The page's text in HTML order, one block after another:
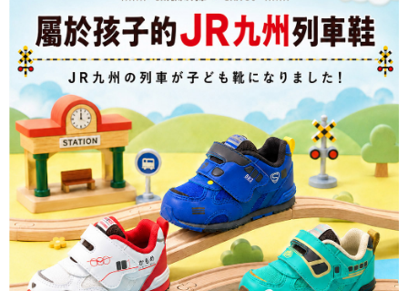
https://aftee.tw/terms/#terms3
３．未成年的使用者請事先徵得法定代理人或監護人之同意方可使用
「AFTEE先享後付」，若未經同意申辦者引起之損失，本公司不負相關責
任。
４．使用「AFTEE先享後付」時，將依據個別帳號之用戶狀況，依本公司即
時審查核予不同之上限額度；若仍有額度不足之情形，本公司將視審查結果
請求用戶進行身份認證。
５．嚴禁一人註冊多個帳號或使用他人資訊註冊。若發現惡意使用之情形，
恩沛科技股份有限公司將有權停止該用戶之使用額度並採取法律行動。